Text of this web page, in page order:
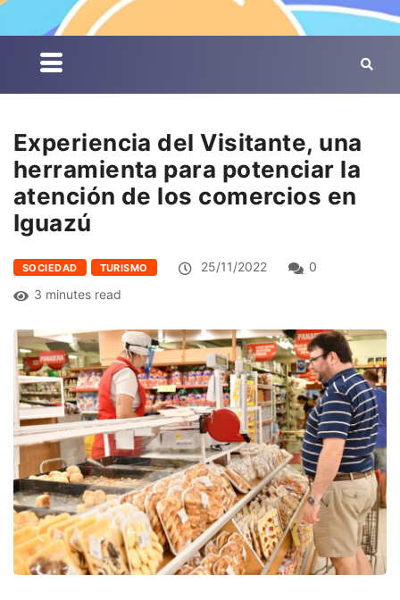
Experiencia del Visitante, una
herramienta para potenciar la
atención de los comercios en
Iguazú
SOCIEDAD TURISMO 25/11/2022
0
3 minutes read